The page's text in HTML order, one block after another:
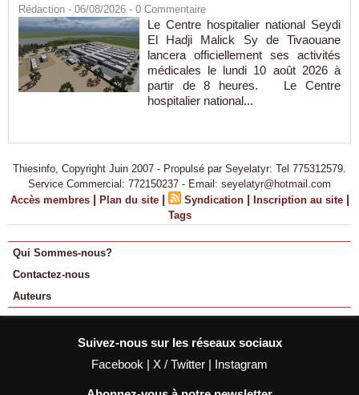
Rédaction - 06/08/2026 - 0 Commentaire
Le Centre hospitalier national Seydi
El Hadji Malick Sy de Tivaouane
lancera officiellement ses activités
médicales le lundi 10 août 2026 à
partir de 8 heures. Le Centre
hospitalier national...
Thiesinfo, Copyright Juin 2007 - Propulsé par Seyelatyr: Tel 775312579.
Service Commercial: 772150237 - Email: seyelatyr@hotmail.com
Accès membres | Plan du site | Syndication | Inscription au site |
Tags
Qui Sommes-nous?
Contactez-nous
Auteurs
Suivez-nous sur les réseaux sociaux
Facebook | X / Twitter | Instagram